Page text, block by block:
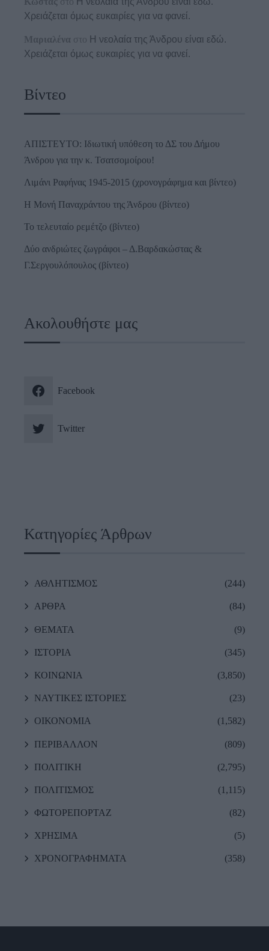
Χρειάζεται όμως ευκαιρίες για να φανεί.
Μαριαλένα στο Η νεολαία της Άνδρου είναι εδώ.
Χρειάζεται όμως ευκαιρίες για να φανεί.
Βίντεο
ΑΠΙΣΤΕΥΤΟ: Ιδιωτική υπόθεση το ΔΣ του Δήμου
Άνδρου για την κ. Τσατσομοίρου!
Λιμάνι Ραφήνας 1945-2015 (χρονογράφημα και βίντεο)
Η Μονή Παναχράντου της Άνδρου (βίντεο)
Το τελευταίο ρεμέτζο (βίντεο)
Δύο ανδριώτες ζωγράφοι – Δ.Βαρδακώστας &
Γ.Σεργουλόπουλος (βίντεο)
Ακολουθήστε μας
Facebook
Twitter
Κατηγορίες Άρθρων
ΑΘΛΗΤΙΣΜΟΣ (244)
ΑΡΘΡΑ (84)
ΘΕΜΑΤΑ (9)
ΙΣΤΟΡΙΑ (345)
ΚΟΙΝΩΝΙΑ (3,850)
ΝΑΥΤΙΚΕΣ ΙΣΤΟΡΙΕΣ (23)
ΟΙΚΟΝΟΜΙΑ (1,582)
ΠΕΡΙΒΑΛΛΟΝ (809)
ΠΟΛΙΤΙΚΗ (2,795)
ΠΟΛΙΤΙΣΜΟΣ (1,115)
ΦΩΤΟΡΕΠΟΡΤΑΖ (82)
ΧΡΗΣΙΜΑ (5)
ΧΡΟΝΟΓΡΑΦΗΜΑΤΑ (358)